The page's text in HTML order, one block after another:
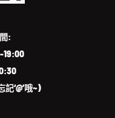
:
19:00
‘@’哦~)